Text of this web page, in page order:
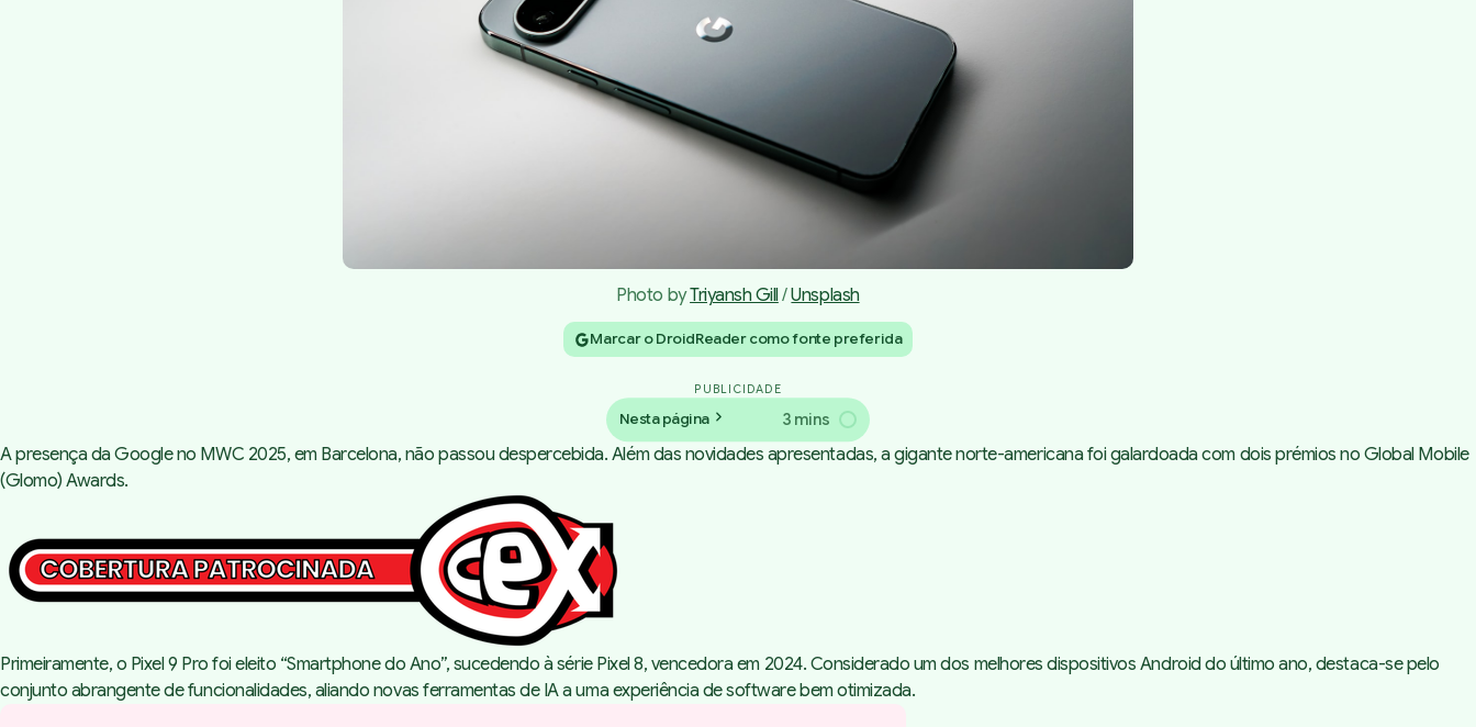
Photo by Triyansh Gill / Unsplash
Marcar o DroidReader como fonte preferida
PUBLICIDADE
Nesta página 3 mins
A presença da Google no MWC 2025, em Barcelona, não passou despercebida. Além das novidades apresentadas, a gigante norte-americana foi galardoada com dois prémios no Global Mobile
(Glomo) Awards.
Primeiramente, o Pixel 9 Pro foi eleito “Smartphone do Ano”, sucedendo à série Pixel 8, vencedora em 2024. Considerado um dos melhores dispositivos Android do último ano, destaca-se pelo
conjunto abrangente de funcionalidades, aliando novas ferramentas de IA a uma experiência de software bem otimizada.